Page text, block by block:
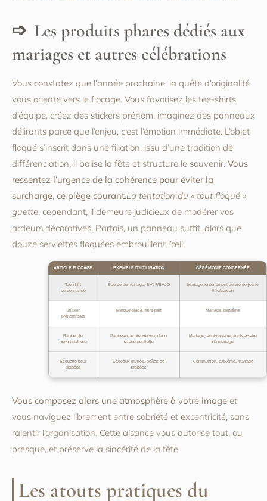
Les produits phares dédiés aux
mariages et autres célébrations
Vous constatez que l’année prochaine, la quête d’originalité
vous oriente vers le flocage. Vous favorisez les tee-shirts
d’équipe, créez des stickers prénom, imaginez des panneaux
délirants parce que l’enjeu, c’est l’émotion immédiate. L’objet
floqué s’inscrit dans une filiation, issu d’une tradition de
différenciation, il balise la fête et structure le souvenir. Vous
ressentez l’urgence de la cohérence pour éviter la
surcharge, ce piège courant.La tentation du « tout floqué »
guette, cependant, il demeure judicieux de modérer vos
ardeurs décoratives. Parfois, un panneau suffit, alors que
douze serviettes floquées embrouillent l’œil.
ARTICLE FLOCAGE EXEMPLE D’UTILISATION CÉRÉMONIE CONCERNÉE
Tee-shirt
personnalisé
Équipe du mariage, EVJF/EVJG
Mariage, enterrement de vie de jeune
fille/garçon
Sticker
prénom/date
Marque-place, faire-part Mariage, baptême
Banderole
personnalisée
Panneau de bienvenue, déco
événementielle
Mariage, anniversaire, anniversaire
de mariage
Étiquette pour
dragées
Cadeaux invités, boîtes de
dragées
Communion, baptême, mariage
Vous composez alors une atmosphère à votre image et
vous naviguez librement entre sobriété et excentricité, sans
ralentir l’organisation. Cette aisance vous autorise tout, ou
presque, et préserve la sincérité de la fête.
Les atouts pratiques du